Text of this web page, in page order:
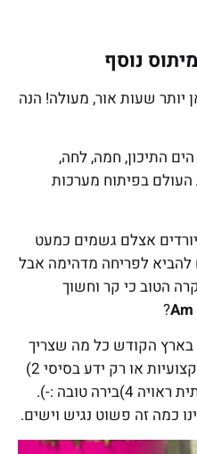
נוסף
יותר שעות אור, מעולה! הנה
התיכון, חמה, לחה,
בפיתוח מערכות
אצלם גשמים כמעט
לפריחה מדהימה אבל
במקרה הטוב כי קר וחשוך
?
בארץ הקודש כל מה שצריך
זה לשמר 3 דברים – 1) מעט מקצועיות או רק ידע בסיסי 2)
התאמת הצמח לתנאים 3) תשתית ראויה 4)בירה טובה :-).
כמה זה פשוט נגיש וישים.